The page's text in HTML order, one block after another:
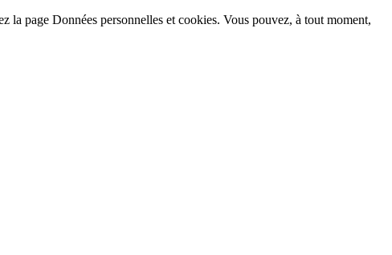
page Données personnelles et cookies. Vous pouvez, à tout moment,